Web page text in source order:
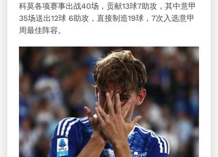
科莫各项赛事出战40场，贡献13球7助攻，其中意甲
35场送出12球 6助攻，直接制造19球，7次入选意甲
周最佳阵容。